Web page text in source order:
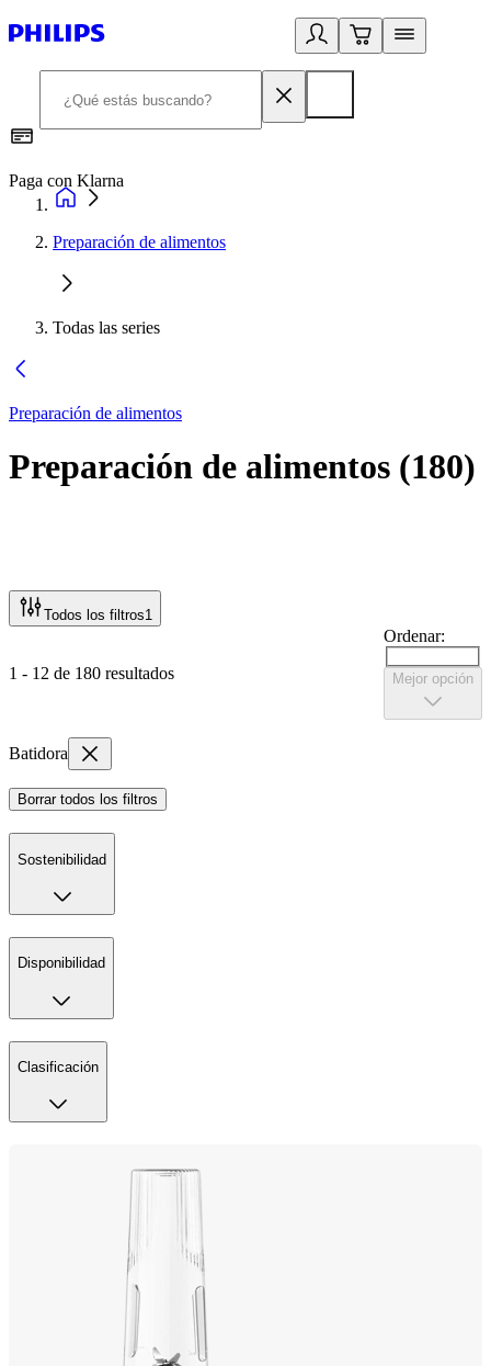
Paga con Klarna
Preparación de alimentos
Todas las series
Preparación de alimentos
Preparación de alimentos (180)
Todos los filtros1
1 - 12 de 180 resultados
Ordenar:
Mejor opción
Batidora
Borrar todos los filtros
Sostenibilidad
Disponibilidad
Clasificación